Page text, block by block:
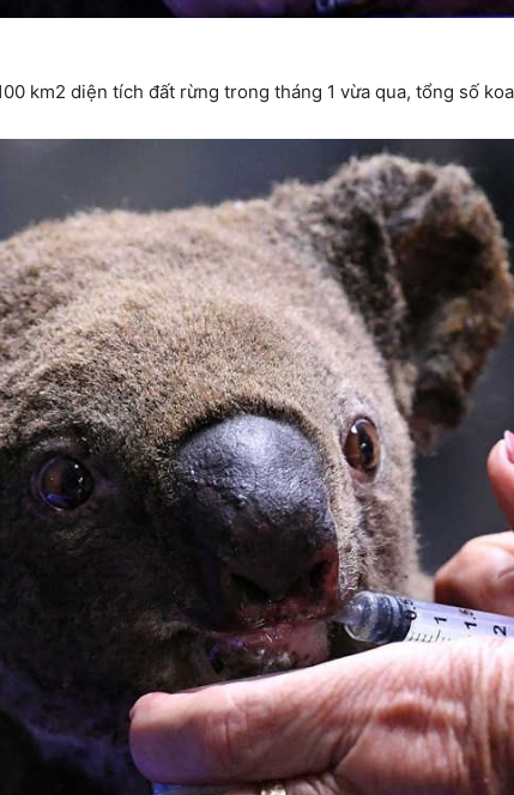
km2 diện tích đất rừng trong tháng 1 vừa qua, tổng số